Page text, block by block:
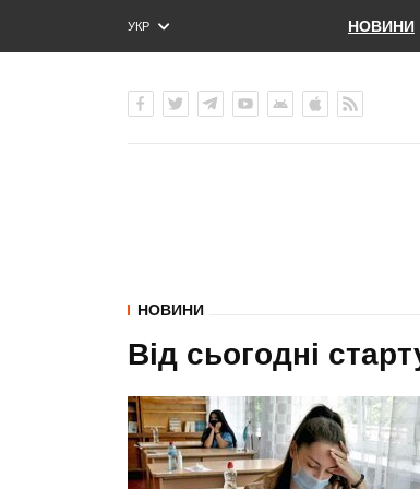
УКР
ENG
НОВИНИ
НОВИНИ
Від сьогодні